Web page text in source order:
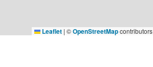
Leaflet | ©OpenStreetMapcontributors